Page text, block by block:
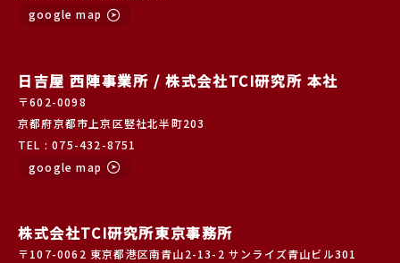
google map
日吉屋 西陣事業所 / 株式会社TCI研究所 本社
〒602-0098
京都府京都市上京区竪社北半町203
TEL : 075-432-8751
google map
株式会社TCI研究所東京事務所
〒107-0062 東京都港区南青山2-13-2 サンライズ青山ビル301